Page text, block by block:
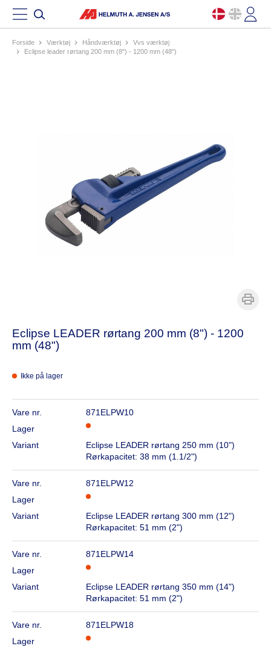
Forside værktøj håndværktøj
vvs værktøj
eclipse leader rørtang 200 mm (8") - 1200 mm (48")
Eclipse LEADER rørtang 200 mm (8") - 1200
mm (48")
Ikke på lager
Vare nr.
871ELPW10
Lager
Variant
Eclipse LEADER rørtang 250 mm (10")
Rørkapacitet: 38 mm (1.1/2")
Vare nr.
871ELPW12
Lager
Variant
Eclipse LEADER rørtang 300 mm (12")
Rørkapacitet: 51 mm (2")
Vare nr.
871ELPW14
Lager
Variant
Eclipse LEADER rørtang 350 mm (14")
Rørkapacitet: 51 mm (2")
Vare nr.
871ELPW18
Lager